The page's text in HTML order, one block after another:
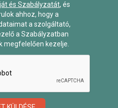
és Szabályzatát, és
ahhoz, hogy a
a szolgáltató,
a Szabályzatban
megfelelően kezelje.